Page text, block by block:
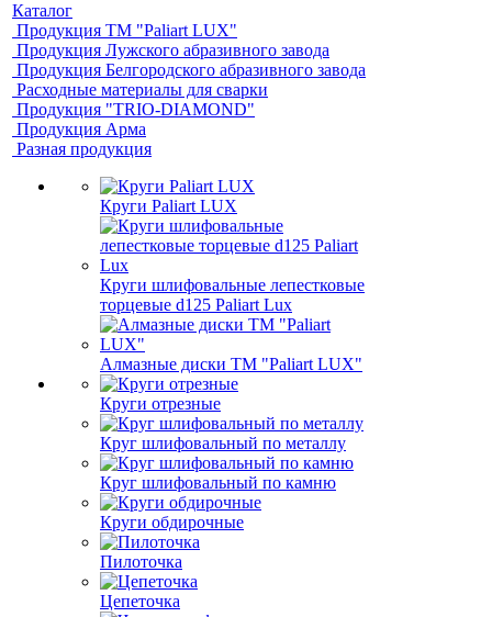
Каталог
Продукция ТМ "Paliart LUX"
Продукция Лужского абразивного завода
Продукция Белгородского абразивного завода
Расходные материалы для сварки
Продукция "TRIO-DIAMOND"
Продукция Арма
Разная продукция
Круги Paliart LUX
Круги шлифовальные лепестковые
торцевые d125 Paliart Lux
Алмазные диски ТМ "Paliart LUX"
Круги отрезные
Круг шлифовальный по металлу
Круг шлифовальный по камню
Круги обдирочные
Пилоточка
Цепеточка